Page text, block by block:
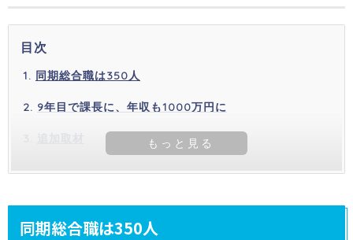
目次
同期総合職は350人
9年目で課長に、年収も1000万円に
同期総合職は350人